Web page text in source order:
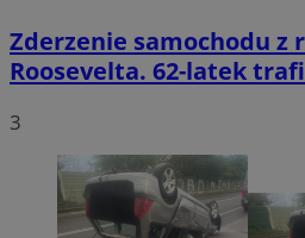
Zderzenie samochodu z
Roosevelta. 62-latek
3